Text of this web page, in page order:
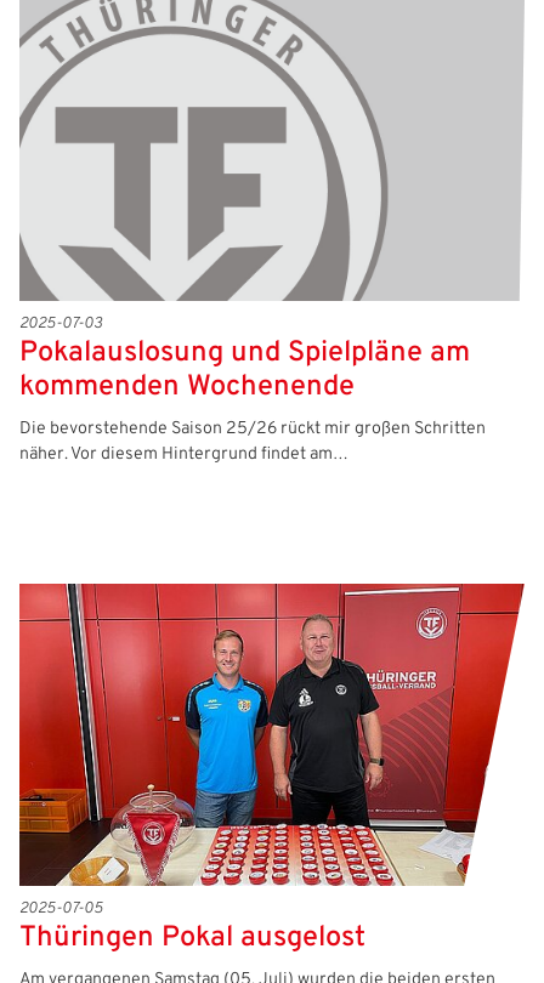
2025-07-03
Pokalauslosung und Spielpläne am
kommenden Wochenende
Die bevorstehende Saison 25/26 rückt mir großen Schritten
näher. Vor diesem Hintergrund findet am…
2025-07-05
Thüringen Pokal ausgelost